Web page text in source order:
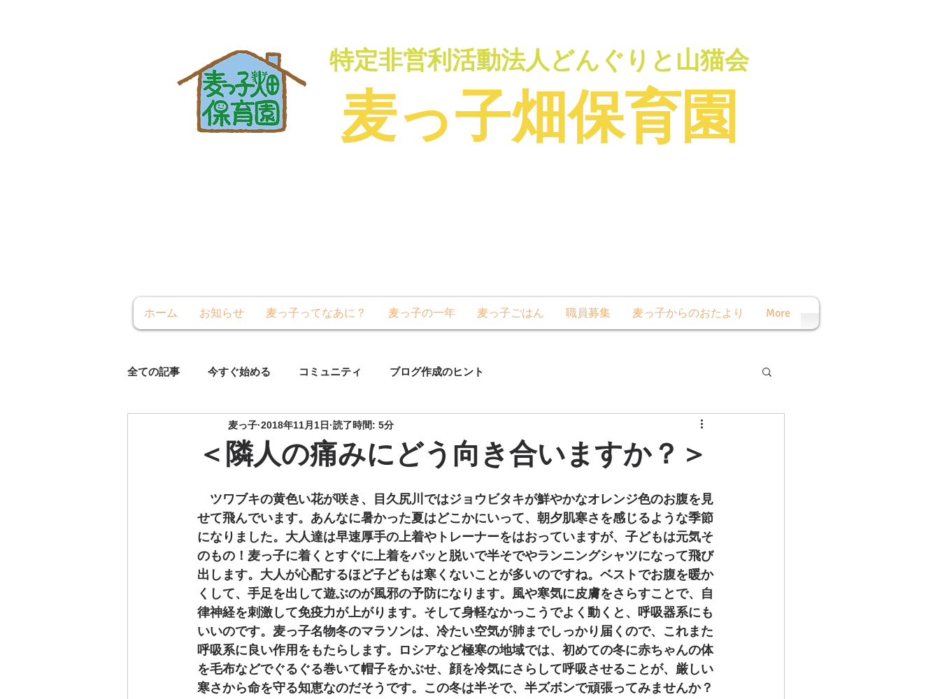
特定非営利活動法人どんぐりと山猫会
麦っ子畑保育園
ホーム お知らせ 麦っ子ってなあに？ 麦っ子の一年 麦っ子ごはん 職員募集 麦っ子からのおたより More
全ての記事 今すぐ始める コミュニティ ブログ作成のヒント
＜隣人の痛みにどう向き合いますか？＞
麦っ子 2018年11月1日 読了時間: 5分
ツワブキの黄色い花が咲き、目久尻川ではジョウビタキが鮮やかなオレンジ色のお腹を見
せて飛んでいます。あんなに暑かった夏はどこかにいって、朝夕肌寒さを感じるような季節
になりました。大人達は早速厚手の上着やトレーナーをはおっていますが、子どもは元気そ
のもの！麦っ子に着くとすぐに上着をパッと脱いで半そでやランニングシャツになって飛び
出します。大人が心配するほど子どもは寒くないことが多いのですね。ベストでお腹を暖か
くして、手足を出して遊ぶのが風邪の予防になります。風や寒気に皮膚をさらすことで、自
律神経を刺激して免疫力が上がります。そして身軽なかっこうでよく動くと、呼吸器系にも
いいのです。麦っ子名物冬のマラソンは、冷たい空気が肺までしっかり届くので、これまた
呼吸系に良い作用をもたらします。ロシアなど極寒の地域では、初めての冬に赤ちゃんの体
を毛布などでぐるぐる巻いて帽子をかぶせ、顔を冷気にさらして呼吸させることが、厳しい
寒さから命を守る知恵なのだそうです。この冬は半そで、半ズボンで頑張ってみませんか？